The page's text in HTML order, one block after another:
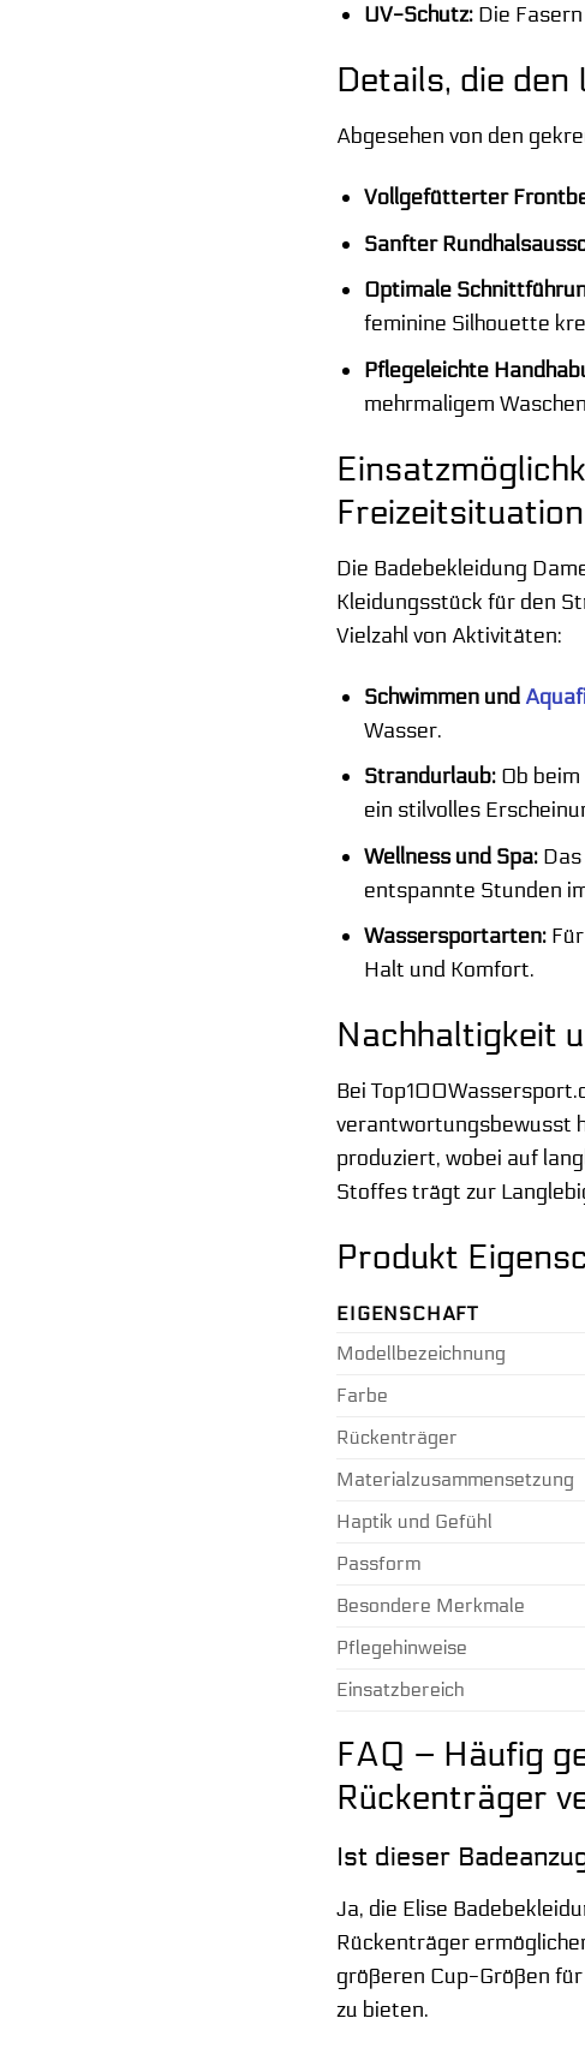
UV-Schutz: Die
Details, die
Abgesehen von den
Vollgefütterter
Sanfter
Optimale
feminine Silhouette
Pflegeleichte
mehrmaligem
Freizeitsituation
Die Badebekleidung
Kleidungsstück für den
Vielzahl von Aktivitäten:
Schwimmen und
Wasser.
Strandurlaub: Ob
ein stilvolles
Wellness und Spa:
entspannte Stunden
Wassersportarten:
Halt und Komfort.
Nachhaltigkeit
Bei
verantwortungsbewusst
produziert, wobei auf
Stoffes trägt zur
Produkt
EIGENSCHAFT
Modellbezeichnung
Farbe
Rückenträger
Materialzusammensetzung
Haptik und Gefühl
Passform
Besondere Merkmale
Pflegehinweise
Einsatzbereich
FAQ – Häufig
Rückenträger
Ist dieser
Ja, die Elise
Rückenträger
größeren Cup-Größen
zu bieten.